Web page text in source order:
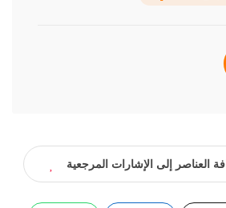
العناصر إلى الإشارات المرجعية